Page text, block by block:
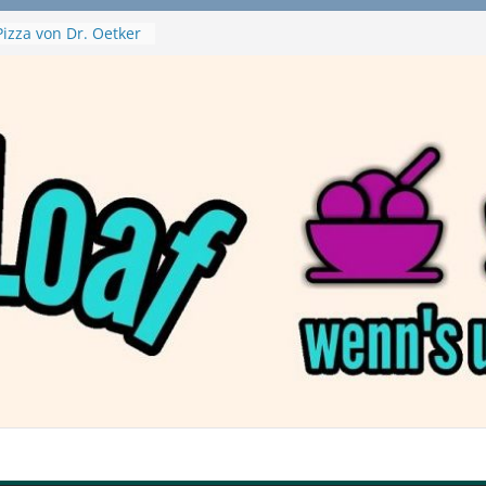
von Dr. Oetker
Nuggets und
wirklich vegan?
Haftbefehl /